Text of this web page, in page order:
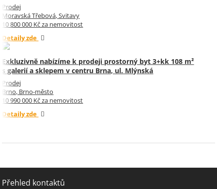
Prodej
Moravská Třebová, Svitavy
10 800 000 Kč za nemovitost
Detaily zde
Exkluzivně nabízíme k prodeji prostorný byt 3+kk 108 m²
s galerií a sklepem v centru Brna, ul. Mlýnská
Prodej
Brno, Brno-město
10 990 000 Kč za nemovitost
Detaily zde
Přehled kontaktů